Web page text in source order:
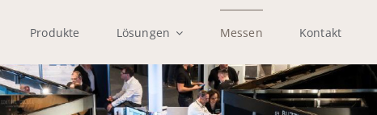
Produkte Lösungen Messen Kontakt